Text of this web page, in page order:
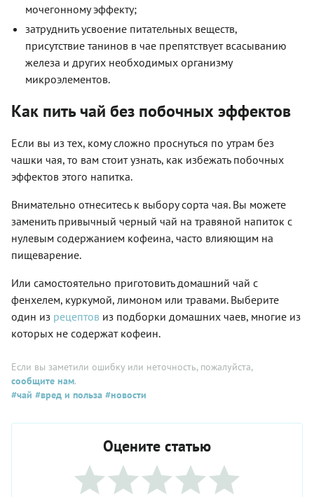
мочегонному эффекту;
затруднить усвоение питательных веществ,
присутствие танинов в чае препятствует всасыванию
железа и других необходимых организму
микроэлементов.
Как пить чай без побочных эффектов
Если вы из тех, кому сложно проснуться по утрам без
чашки чая, то вам стоит узнать, как избежать побочных
эффектов этого напитка.
Внимательно отнеситесь к выбору сорта чая. Вы можете
заменить привычный черный чай на травяной напиток с
нулевым содержанием кофеина, часто влияющим на
пищеварение.
Или самостоятельно приготовить домашний чай с
фенхелем, куркумой, лимоном или травами. Выберите
один из рецептов из подборки домашних чаев, многие из
которых не содержат кофеин.
Если вы заметили ошибку или неточность, пожалуйста,
сообщите нам.
#чай #вред и польза #новости
Оцените статью